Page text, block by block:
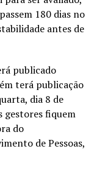
180 dias no
antes de
publicado
terá publicação
dia 8 de
gestores fiquem
do
de Pessoas,